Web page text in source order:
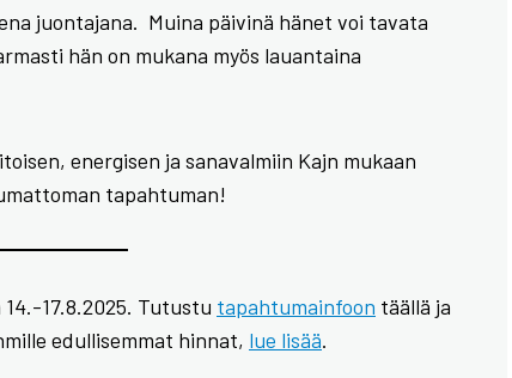
juontajana. Muina päivinä hänet voi tavata
hän on mukana myös lauantaina
energisen ja sanavalmiin Kajn mukaan
tapahtuman!
17.8.2025. Tutustu tapahtumainfoon täällä ja
edullisemmat hinnat, lue lisää.